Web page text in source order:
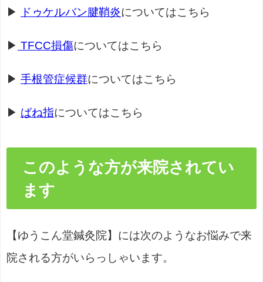
▶ ドゥケルバン腱鞘炎についてはこちら
▶ TFCC損傷についてはこちら
▶ 手根管症候群についてはこちら
▶ ばね指についてはこちら
このような方が来院されてい
ます
【ゆうこん堂鍼灸院】には次のようなお悩みで来
院される方がいらっしゃいます。